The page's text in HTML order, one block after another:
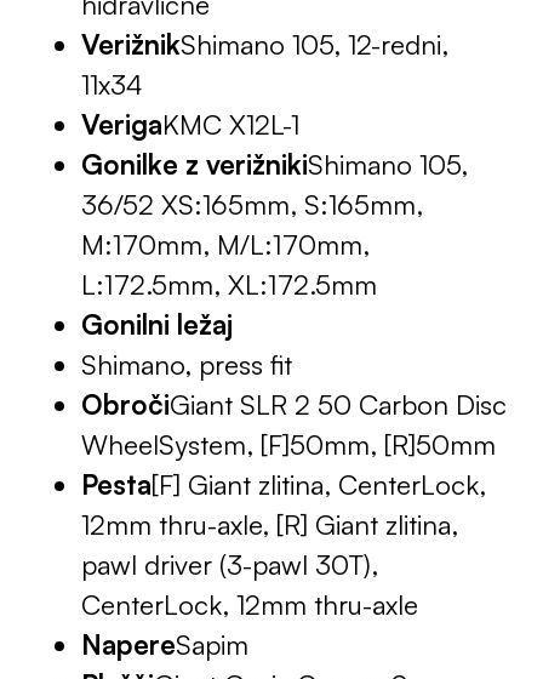
VerižnikShimano 105, 12-redni,
11x34
VerigaKMC X12L-1
Gonilke z verižnikiShimano 105,
36/52 XS:165mm, S:165mm,
M:170mm, M/L:170mm,
L:172.5mm, XL:172.5mm
Gonilni ležaj
Shimano, press fit
ObročiGiant SLR 2 50 Carbon Disc
WheelSystem, [F]50mm, [R]50mm
Pesta[F] Giant zlitina, CenterLock,
12mm thru-axle, [R] Giant zlitina,
pawl driver (3-pawl 30T),
CenterLock, 12mm thru-axle
NapereSapim